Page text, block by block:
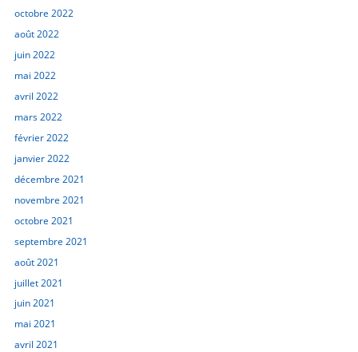
octobre 2022
août 2022
juin 2022
mai 2022
avril 2022
mars 2022
février 2022
janvier 2022
décembre 2021
novembre 2021
octobre 2021
septembre 2021
août 2021
juillet 2021
juin 2021
mai 2021
avril 2021